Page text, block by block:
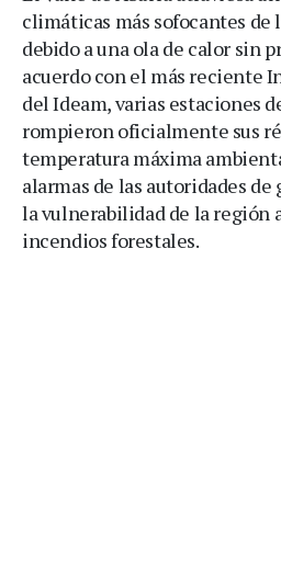
climáticas más sofocantes de
debido a una ola de calor sin
acuerdo con el más reciente
del Ideam, varias estaciones
rompieron oficialmente sus
temperatura máxima
alarmas de las autoridades
la vulnerabilidad de la región
incendios forestales.